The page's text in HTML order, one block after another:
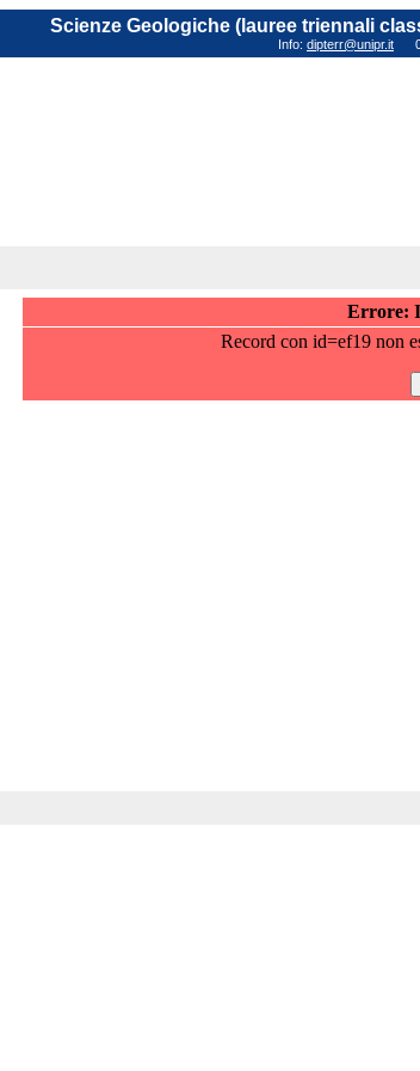
Scienze Geologiche (lauree triennali
Info: dipterr@unipr.it
Errore:
Record con id=ef19 non